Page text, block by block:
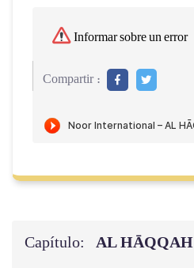
Informar sobre un error
Compartir :
Capítulo: AL HĀQQAH